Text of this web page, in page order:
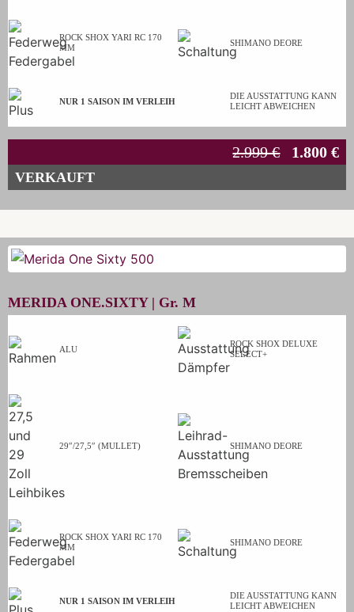
ROCK SHOX YARI RC 170
MM
SHIMANO DEORE
NUR 1 SAISON IM VERLEIH
DIE AUSSTATTUNG KANN
LEICHT ABWEICHEN
2.999 € 1.800 €
VERKAUFT
MERIDA ONE.SIXTY | Gr. M
ALU
ROCK SHOX DELUXE
SELECT+
29″/27,5″ (MULLET) SHIMANO DEORE
ROCK SHOX YARI RC 170
MM
SHIMANO DEORE
NUR 1 SAISON IM VERLEIH
DIE AUSSTATTUNG KANN
LEICHT ABWEICHEN